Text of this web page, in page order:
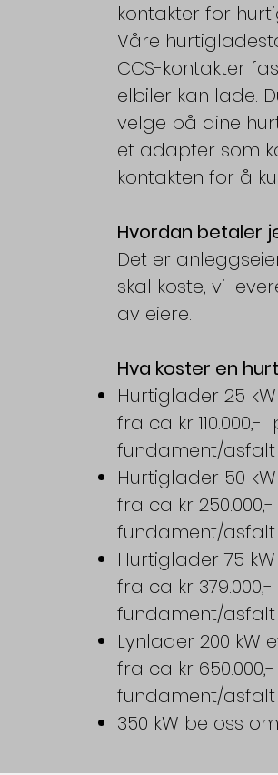
kontakter for
Våre
CCS-kontakter
elbiler kan lade.
velge på dine
et adapter som
kontakten for å
Hvordan betaler
Det er
skal koste, vi
av eiere.
Hva koster en
Hurtiglader 25
fra ca kr
fundament/
Hurtiglader 50
fra ca kr
fundament/
Hurtiglader 75
fra ca kr
fundament/
Lynlader 200 kW
fra ca kr
fundament/
350 kW be oss